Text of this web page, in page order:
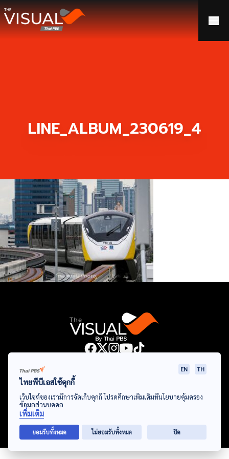
ข้ามไปยังเนื้อหา
LINE_ALBUM_230619_4
Data Viz Topics
© Thai Public Broadcasting Service. All Rights Reserved
2024
ไทยพีบีเอสใช้คุกกี้
EN TH
เว็บไซต์ของเรามีการจัดเก็บคุกกี้ โปรดศึกษาเพิ่มเติมที่นโยบายคุ้มครอง
ข้อมูลส่วนบุคคล
เพิ่มเติม
ยอมรับทั้งหมด ไม่ยอมรับทั้งหมด ปิด